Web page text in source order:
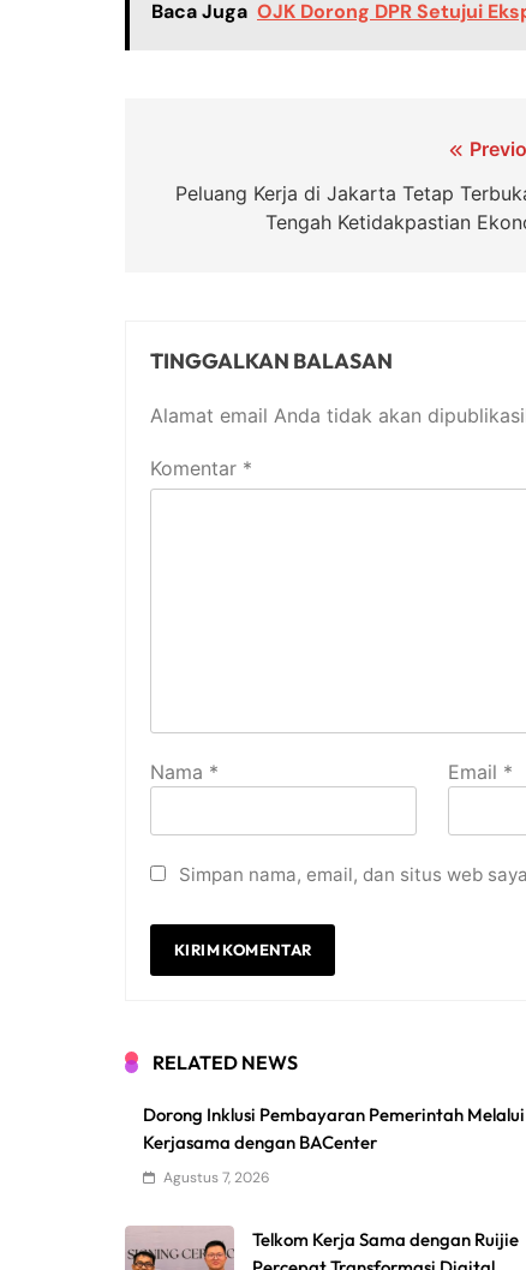
Baca Juga OJK Dorong DPR Setujui
pos
Peluang Kerja di Jakarta Tetap
Tengah Ketidakpastian
TINGGALKAN BALASAN
Alamat email Anda tidak akan
Komentar *
Nama * Email *
Simpan nama, email, dan situs web
RELATED NEWS
Dorong Inklusi Pembayaran Pemerintah Melalui
Kerjasama dengan BACenter
Agustus 7, 2026
Telkom Kerja Sama dengan Ruijie